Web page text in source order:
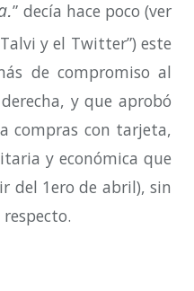
.” decía hace poco (ver
y el Twitter”) este
de compromiso al
y que aprobó
compras con tarjeta,
y económica que
del 1ero de abril), sin